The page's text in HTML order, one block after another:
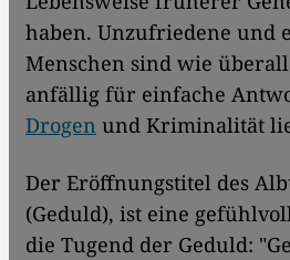
haben. Unzufriedene und
Menschen sind wie
anfällig für einfache
Drogen und Kriminalität
Der Eröffnungstitel des
(Geduld), ist eine
die Tugend der Geduld: